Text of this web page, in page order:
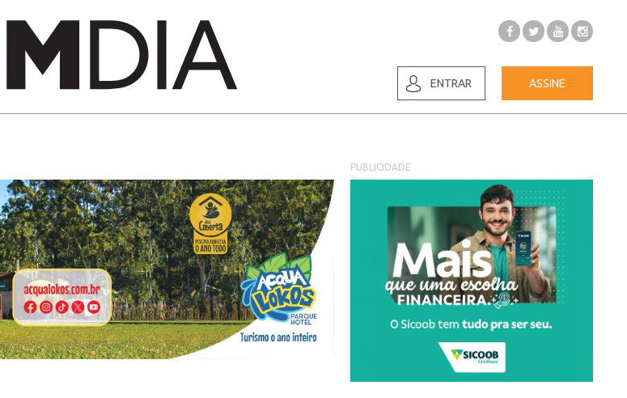
ENTRAR ASSINE
PUBLICIDADE